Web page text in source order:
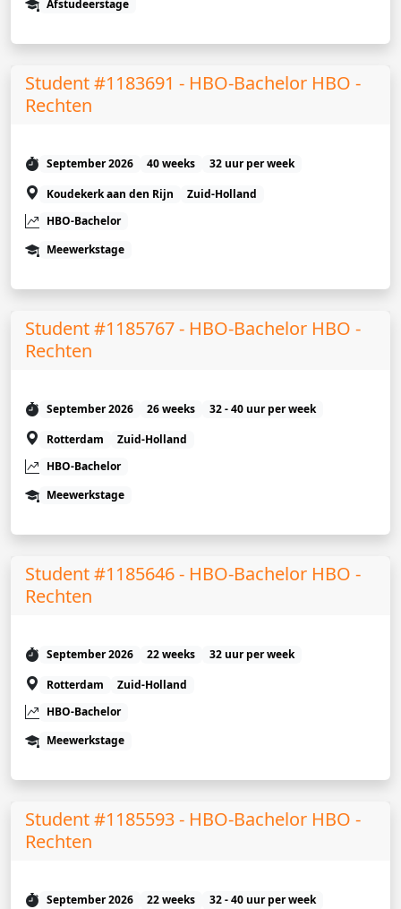
Afstudeerstage
Student #1183691 - HBO-Bachelor HBO -
Rechten
September 2026 40 weeks
32 uur per week
Koudekerk aan den Rijn
Zuid-Holland
HBO-Bachelor
Meewerkstage
Student #1185767 - HBO-Bachelor HBO -
Rechten
September 2026 26 weeks
32 - 40 uur per week
Rotterdam
Zuid-Holland
HBO-Bachelor
Meewerkstage
Student #1185646 - HBO-Bachelor HBO -
Rechten
September 2026 22 weeks
32 uur per week
Rotterdam
Zuid-Holland
HBO-Bachelor
Meewerkstage
Student #1185593 - HBO-Bachelor HBO -
Rechten
September 2026 22 weeks
32 - 40 uur per week